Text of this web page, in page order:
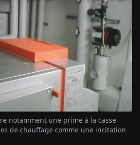
notamment une prime à la casse
de chauffage comme une incitation